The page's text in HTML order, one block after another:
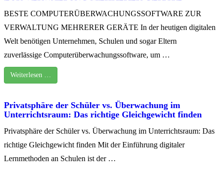
BESTE COMPUTERÜBERWACHUNGSSOFTWARE ZUR
VERWALTUNG MEHRERER GERÄTE In der heutigen digitalen
Welt benötigen Unternehmen, Schulen und sogar Eltern
zuverlässige Computerüberwachungssoftware, um …
Weiterlesen …
Privatsphäre der Schüler vs. Überwachung im
Unterrichtsraum: Das richtige Gleichgewicht finden
Privatsphäre der Schüler vs. Überwachung im Unterrichtsraum: Das
richtige Gleichgewicht finden Mit der Einführung digitaler
Lernmethoden an Schulen ist der …